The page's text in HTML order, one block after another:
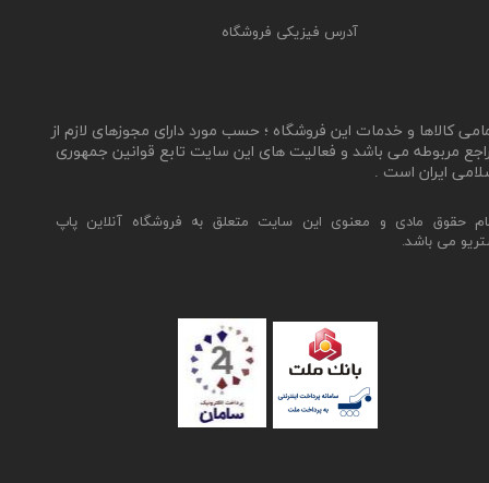
حقوق مادی و معنوی این سایت متعلق به فروشگاه آنلاین پاپ
می باشد.
آدرس فیزیکی فروشگاه
کالاها و خدمات این فروشگاه ؛ حسب مورد دارای مجوزهای لازم از
مربوطه می باشد و فعالیت های این سایت تابع قوانین جمهوری
ایران است .